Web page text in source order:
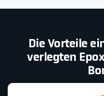
Die Vorteile
verlegten